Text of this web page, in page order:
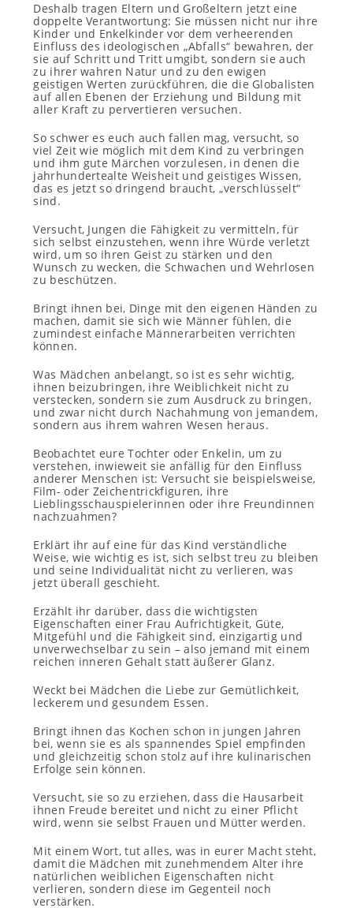
Deshalb tragen Eltern und Großeltern jetzt eine
doppelte Verantwortung: Sie müssen nicht nur ihre
Kinder und Enkelkinder vor dem verheerenden
Einfluss des ideologischen „Abfalls“ bewahren, der
sie auf Schritt und Tritt umgibt, sondern sie auch
zu ihrer wahren Natur und zu den ewigen
geistigen Werten zurückführen, die die Globalisten
auf allen Ebenen der Erziehung und Bildung mit
aller Kraft zu pervertieren versuchen.
So schwer es euch auch fallen mag, versucht, so
viel Zeit wie möglich mit dem Kind zu verbringen
und ihm gute Märchen vorzulesen, in denen die
jahrhundertealte Weisheit und geistiges Wissen,
das es jetzt so dringend braucht, „verschlüsselt“
sind.
Versucht, Jungen die Fähigkeit zu vermitteln, für
sich selbst einzustehen, wenn ihre Würde verletzt
wird, um so ihren Geist zu stärken und den
Wunsch zu wecken, die Schwachen und Wehrlosen
zu beschützen.
Bringt ihnen bei, Dinge mit den eigenen Händen zu
machen, damit sie sich wie Männer fühlen, die
zumindest einfache Männerarbeiten verrichten
können.
Was Mädchen anbelangt, so ist es sehr wichtig,
ihnen beizubringen, ihre Weiblichkeit nicht zu
verstecken, sondern sie zum Ausdruck zu bringen,
und zwar nicht durch Nachahmung von jemandem,
sondern aus ihrem wahren Wesen heraus.
Beobachtet eure Tochter oder Enkelin, um zu
verstehen, inwieweit sie anfällig für den Einfluss
anderer Menschen ist: Versucht sie beispielsweise,
Film- oder Zeichentrickfiguren, ihre
Lieblingsschauspielerinnen oder ihre Freundinnen
nachzuahmen?
Erklärt ihr auf eine für das Kind verständliche
Weise, wie wichtig es ist, sich selbst treu zu bleiben
und seine Individualität nicht zu verlieren, was
jetzt überall geschieht.
Erzählt ihr darüber, dass die wichtigsten
Eigenschaften einer Frau Aufrichtigkeit, Güte,
Mitgefühl und die Fähigkeit sind, einzigartig und
unverwechselbar zu sein – also jemand mit einem
reichen inneren Gehalt statt äußerer Glanz.
Weckt bei Mädchen die Liebe zur Gemütlichkeit,
leckerem und gesundem Essen.
Bringt ihnen das Kochen schon in jungen Jahren
bei, wenn sie es als spannendes Spiel empfinden
und gleichzeitig schon stolz auf ihre kulinarischen
Erfolge sein können.
Versucht, sie so zu erziehen, dass die Hausarbeit
ihnen Freude bereitet und nicht zu einer Pflicht
wird, wenn sie selbst Frauen und Mütter werden.
Mit einem Wort, tut alles, was in eurer Macht steht,
damit die Mädchen mit zunehmendem Alter ihre
natürlichen weiblichen Eigenschaften nicht
verlieren, sondern diese im Gegenteil noch
verstärken.